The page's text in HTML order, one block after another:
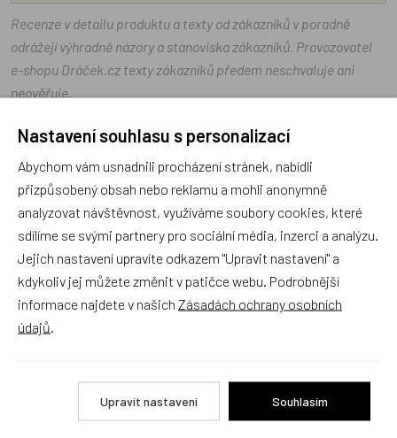
Recenze v detailu produktu a texty od zákazníků v poradně
odrážejí výhradně názory a stanoviska zákazníků. Provozovatel
e-shopu Dráček.cz texty zákazníků předem neschvaluje ani
neověřuje.
Zatím zde nejsou žádné dotazy. Buďte první, kdo se zeptá!
Recenze
Produkt zatím nemá žádné hodnocení,
Přidat hodnocení
Nastavení souhlasu s personalizací
Abychom vám usnadnili procházení stránek, nabídli
přizpůsobený obsah nebo reklamu a mohli anonymně
analyzovat návštěvnost, využíváme soubory cookies, které
sdílíme se svými partnery pro sociální média, inzerci a analýzu.
Jejich nastavení upravíte odkazem "Upravit nastavení" a
kdykoliv jej můžete změnit v patičce webu. Podrobnější
informace najdete v našich Zásadách ochrany osobních
údajů
Upravit nastavení Souhlasím